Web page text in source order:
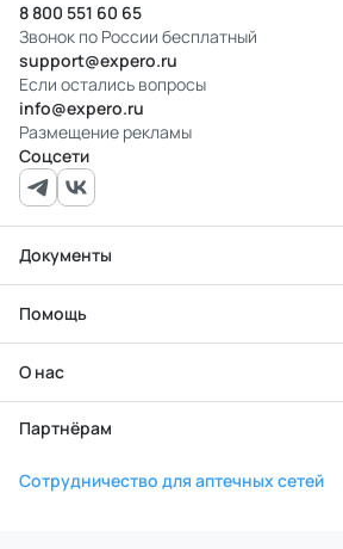
8 800 551 60 65
Звонок по России бесплатный
support@expero.ru
Если остались вопросы
info@expero.ru
Размещение рекламы
Соцсети
Документы
Помощь
О нас
Партнёрам
Сотрудничество для аптечных сетей